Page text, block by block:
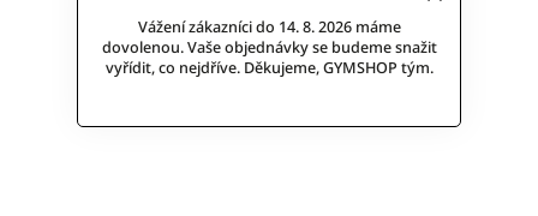
Vážení zákazníci do 14. 8. 2026 máme
dovolenou. Vaše objednávky se budeme snažit
vyřídit, co nejdříve. Děkujeme, GYMSHOP tým.